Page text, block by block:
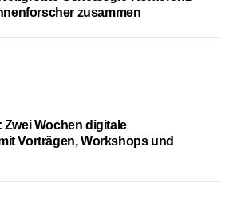
zusammen
Zwei Wochen digitale
Vorträgen, Workshops und